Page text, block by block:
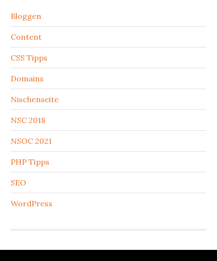
Bloggen
Content
CSS Tipps
Domains
Nischenseite
NSC 2018
NSOC 2021
PHP Tipps
SEO
WordPress